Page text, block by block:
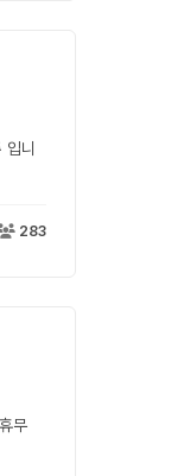
니
283
무